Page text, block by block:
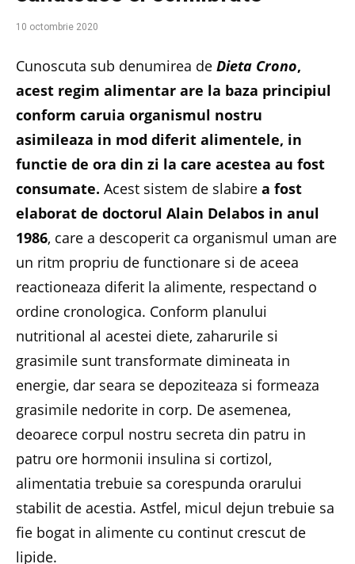
10 octombrie 2020
Cunoscuta sub denumirea de Dieta Crono,
acest regim alimentar are la baza principiul
conform caruia organismul nostru
asimileaza in mod diferit alimentele, in
functie de ora din zi la care acestea au fost
consumate. Acest sistem de slabire a fost
elaborat de doctorul Alain Delabos in anul
1986, care a descoperit ca organismul uman are
un ritm propriu de functionare si de aceea
reactioneaza diferit la alimente, respectand o
ordine cronologica. Conform planului
nutritional al acestei diete, zaharurile si
grasimile sunt transformate dimineata in
energie, dar seara se depoziteaza si formeaza
grasimile nedorite in corp. De asemenea,
deoarece corpul nostru secreta din patru in
patru ore hormonii insulina si cortizol,
alimentatia trebuie sa corespunda orarului
stabilit de acestia. Astfel, micul dejun trebuie sa
fie bogat in alimente cu continut crescut de
lipide.